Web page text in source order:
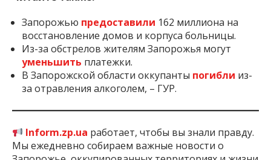
Запорожью предоставили 162 миллиона на
восстановление домов и корпуса больницы.
Из-за обстрелов жителям Запорожья могут
уменьшить платежки.
В Запорожской области оккупанты погибли из-
за отравления алкоголем, – ГУР.
Inform.zp.ua работает, чтобы вы знали правду.
Мы ежедневно собираем важные новости о